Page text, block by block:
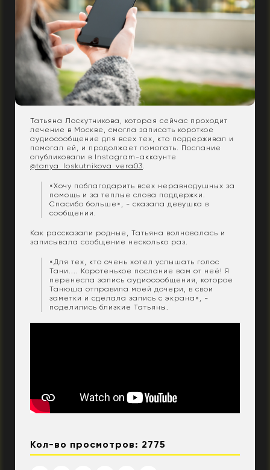
Татьяна Лоскутникова, которая сейчас проходит
лечение в Москве, смогла записать короткое
аудиосообщение для всех тех, кто поддерживал и
помогал ей, и продолжает помогать. Послание
опубликовали в Instagram-аккаунте
@tanya_loskutnikova_vera03
«Хочу поблагодарить всех неравнодушных за
помощь и за теплые слова поддержки.
Спасибо больше», - сказала девушка в
сообщении.
Как рассказали родные, Татьяна волновалась и
записывала сообщение несколько раз.
«Для тех, кто очень хотел услышать голос
Тани.... Коротенькое послание вам от неё! Я
перенесла запись аудиосообщения, которое
Танюша отправила моей дочери, в свои
заметки и сделала запись с экрана», -
поделились близкие Татьяны.
Кол-во просмотров: 2775